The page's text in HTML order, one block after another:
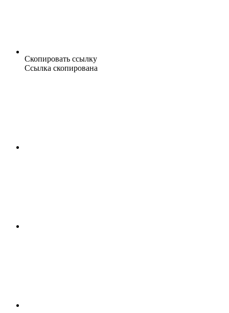
Скопировать ссылку
Ссылка скопирована